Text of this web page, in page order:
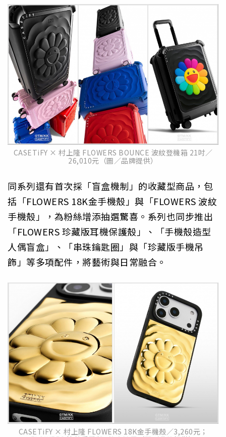
CASETiFY × 村上隆 FLOWERS BOUNCE 波紋登機箱 21吋／
26,010元（圖／品牌提供）
同系列還有首次採「盲盒機制」的收藏型商品，包
括「FLOWERS 18K金手機殼」與「FLOWERS 波紋
手機殼」，為粉絲增添抽選驚喜。系列也同步推出
「FLOWERS 珍藏版耳機保護殼」、「手機殼造型
人偶盲盒」、「串珠鑰匙圈」與「珍藏版手機吊
飾」等多項配件，將藝術與日常融合。
CASETiFY × 村上隆 FLOWERS 18K金手機殼／3,260元；